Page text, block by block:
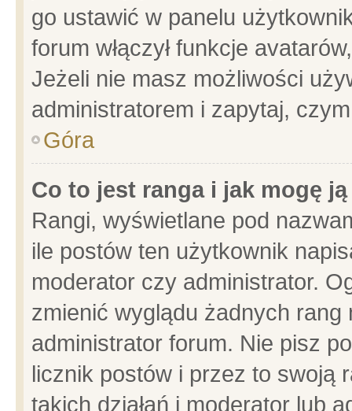
go ustawić w panelu
forum włączył funkcje
Jeżeli nie masz możliwości
administratorem i zapytaj,
Góra
Co to jest ranga i jak mogę
Rangi, wyświetlane pod
ile postów ten użytkownik
moderator czy administrator.
zmienić wyglądu żadnych
administrator forum. Nie pisz
licznik postów i przez to swoją
takich działań i moderator lub